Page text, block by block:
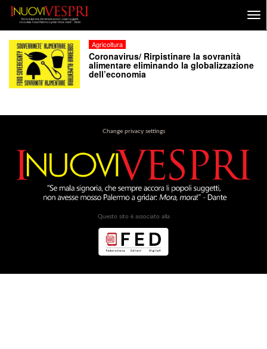
Agricoltura
Coronavirus/ Rirpistinare la sovranità
alimentare eliminando la globalizzazione
dell’economia
Change privacy settings
Questo sito è associato alla